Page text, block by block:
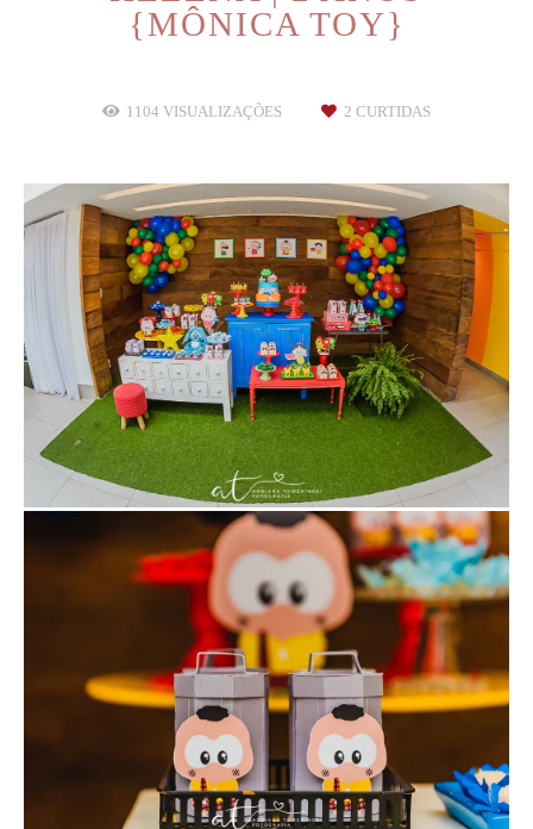
{MÔNICA TOY}
1104 VISUALIZAÇÕES 2 CURTIDAS